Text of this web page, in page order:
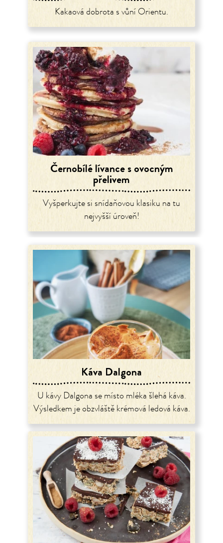
Kakaová dobrota s vůní Orientu.
Černobílé lívance s ovocným
přelivem
Vyšperkujte si snídaňovou klasiku na tu
nejvyšší úroveň!
Káva Dalgona
U kávy Dalgona se místo mléka šlehá káva.
Výsledkem je obzvláště krémová ledová káva.